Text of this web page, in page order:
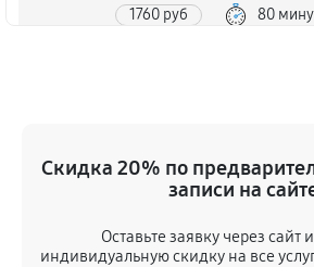
1760 руб 80
Замена шлейфа матрицы
860 руб 80
Замена термопасты ноутбука Acer
Скидка 20% по
записи на
Оставьте заявку через сайт
индивидуальную скидку на все